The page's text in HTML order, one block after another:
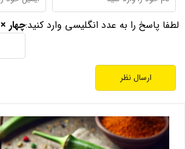
لطفا پاسخ را به عدد انگلیسی وارد کنید:چهار × 3 =